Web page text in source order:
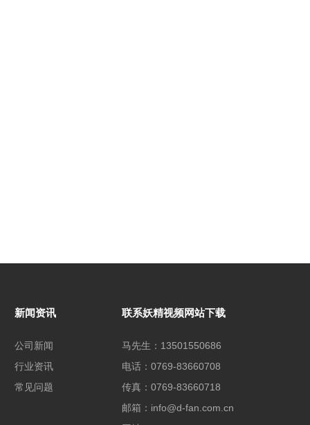
新闻资讯
公司新闻
行业资讯
常见问题
联系妖精视频网站下载
马先生：13501550686
电话：0769-83660708
传真：0769-83660718
邮箱：info@d-fan.com.cn